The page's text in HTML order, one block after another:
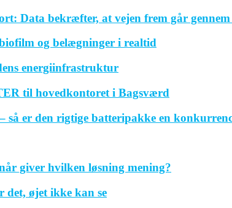
Data bekræfter, at vejen frem går
og belægninger i realtid
energiinfrastruktur
til hovedkontoret i Bagsværd
er den rigtige batteripakke en
giver hvilken løsning mening?
det, øjet ikke kan se